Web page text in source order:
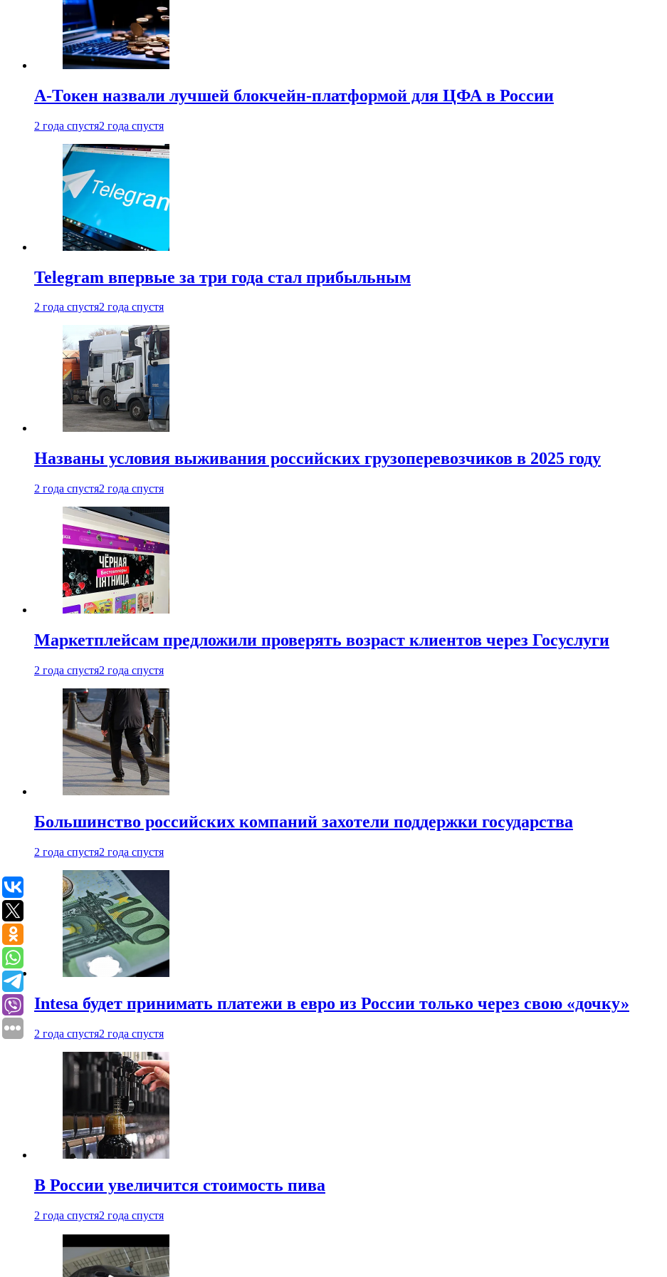
А-Токен назвали лучшей блокчейн-платформой для ЦФА в России
2 года спустя2 года спустя
Telegram впервые за три года стал прибыльным
2 года спустя2 года спустя
Названы условия выживания российских грузоперевозчиков в 2025 году
2 года спустя2 года спустя
Маркетплейсам предложили проверять возраст клиентов через Госуслуги
2 года спустя2 года спустя
Большинство российских компаний захотели поддержки государства
2 года спустя2 года спустя
Intesa будет принимать платежи в евро из России только через свою «дочку»
2 года спустя2 года спустя
В России увеличится стоимость пива
2 года спустя2 года спустя